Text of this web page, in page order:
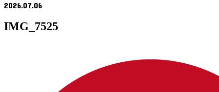
2026.07.06
IMG_7525